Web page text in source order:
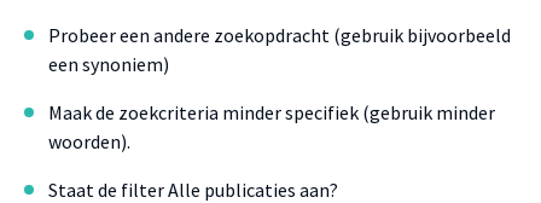
Probeer een andere zoekopdracht (gebruik bijvoorbeeld
een synoniem)
Maak de zoekcriteria minder specifiek (gebruik minder
woorden).
Staat de filter Alle publicaties aan?